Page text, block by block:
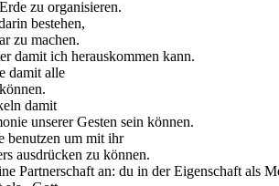
zu organisieren.
bestehen,
zu machen.
damit ich herauskommen kann.
damit alle
damit
unserer Gesten sein können.
benutzen um mit ihr
ausdrücken zu können.
Partnerschaft an: du in der Eigenschaft als